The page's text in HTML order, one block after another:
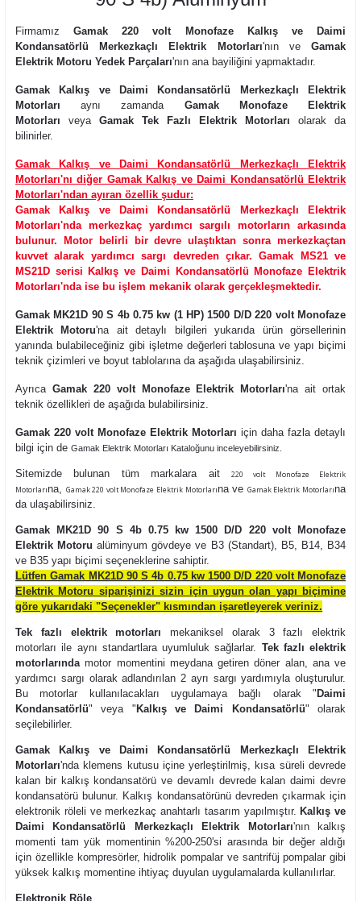
FirmamızGamak 220 volt Monofaze Kalkış ve Daimi
Kondansatörlü Merkezkaçlı Elektrik Motorları'nın veGamak
Elektrik Motoru Yedek Parçaları'nın ana bayiliğini yapmaktadır.
Gamak Kalkış ve Daimi Kondansatörlü Merkezkaçlı Elektrik
Motorları aynı zamanda Gamak Monofaze Elektrik
Motorları veya Gamak Tek Fazlı Elektrik Motorları olarak da
bilinirler.
Gamak Kalkış ve Daimi Kondansatörlü Merkezkaçlı Elektrik
Motorları'nı diğer Gamak Kalkış ve Daimi Kondansatörlü Elektrik
Motorları'ndan ayıran özellik şudur:
Gamak Kalkış ve Daimi Kondansatörlü Merkezkaçlı Elektrik
Motorları'nda merkezkaç yardımcı sargılı motorların arkasında
bulunur. Motor belirli bir devre ulaştıktan sonra merkezkaçtan
kuvvet alarak yardımcı sargı devreden çıkar. Gamak MS21 ve
MS21D serisi Kalkış ve Daimi Kondansatörlü Monofaze Elektrik
Motorları'nda ise bu işlem mekanik olarak gerçekleşmektedir.
Gamak MK21D 90 S 4b 0.75 kw (1 HP) 1500 D/D 220 volt Monofaze
Elektrik Motoru'na ait detaylı bilgileri yukarıda ürün görsellerinin
yanında bulabileceğiniz gibi işletme değerleri tablosuna ve yapı biçimi
teknik çizimleri ve boyut tablolarına da aşağıda ulaşabilirsiniz.
Ayrıca Gamak 220 volt Monofaze Elektrik Motorları'na ait ortak
teknik özellikleri de aşağıda bulabilirsiniz.
Gamak 220 volt Monofaze Elektrik Motorları için daha fazla detaylı
bilgi için de Gamak Elektrik Motorları Kataloğunu inceleyebilirsiniz.
Sitemizde bulunan tüm markalara ait
220 volt Monofaze Elektrik
Motorlarına, Gamak 220 volt Monofaze Elektrik Motorlarına ve Gamak Elektrik Motorlarına
da ulaşabilirsiniz.
Gamak MK21D 90 S 4b 0.75 kw 1500 D/D 220 volt Monofaze
Elektrik Motoru alüminyum gövdeye ve B3 (Standart), B5, B14, B34
ve B35 yapı biçimi seçeneklerine sahiptir.
Lütfen Gamak MK21D 90 S 4b 0.75 kw 1500 D/D 220 volt Monofaze
Elektrik Motoru siparişinizi sizin için uygun olan yapı biçimine
göre yukarıdaki "Seçenekler" kısmından işaretleyerek veriniz.
Tek fazlı elektrik motorları mekaniksel olarak 3 fazlı elektrik
motorları ile aynı standartlara uyumluluk sağlarlar. Tek fazlı elektrik
motorlarındamotor momentini meydana getiren döner alan, ana ve
yardımcı sargı olarak adlandırılan 2 ayrı sargı yardımıyla oluşturulur.
Bu motorlar kullanılacakları uygulamaya bağlı olarak " Daimi
Kondansatörlü" veya " Kalkış ve Daimi Kondansatörlü" olarak
seçilebilirler.
Gamak Kalkış ve Daimi Kondansatörlü Merkezkaçlı Elektrik
Motorları'nda klemens kutusu içine yerleştirilmiş, kısa süreli devrede
kalan bir kalkış kondansatörü ve devamlı devrede kalan daimi devre
kondansatörü bulunur. Kalkış kondansatörünü devreden çıkarmak için
elektronik röleli ve merkezkaç anahtarlı tasarım yapılmıştır. Kalkış ve
Daimi Kondansatörlü Merkezkaçlı Elektrik Motorları'nın kalkış
momenti tam yük momentinin %200-250'si arasında bir değer aldığı
için özellikle kompresörler, hidrolik pompalar ve santrifüj pompalar gibi
yüksek kalkış momentine ihtiyaç duyulan uygulamalarda kullanılırlar.
Elektronik Röle